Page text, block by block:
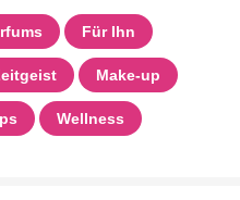
Für Ihn
Make-up
Wellness